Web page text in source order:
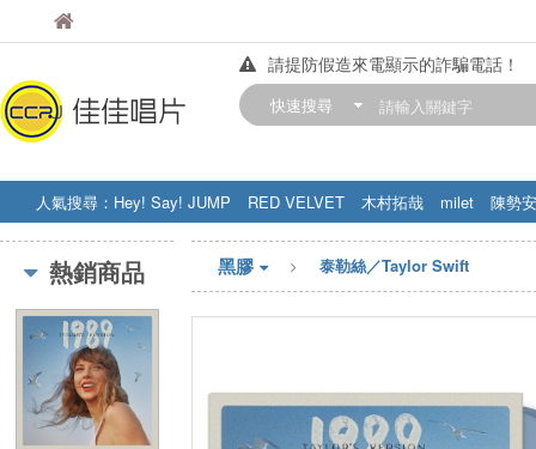
佳佳唱片
請提防假造來電顯示的詐騙電話！
【中華門市營業時間調整公告】
快速搜尋
人氣搜尋： Hey! Say! JUMP RED VELVET 木村拓哉 milet
陳勢安
STRAY KIDS
盧廣仲 周杰伦
熱銷商品 黑膠 泰勒絲／Taylor Swift